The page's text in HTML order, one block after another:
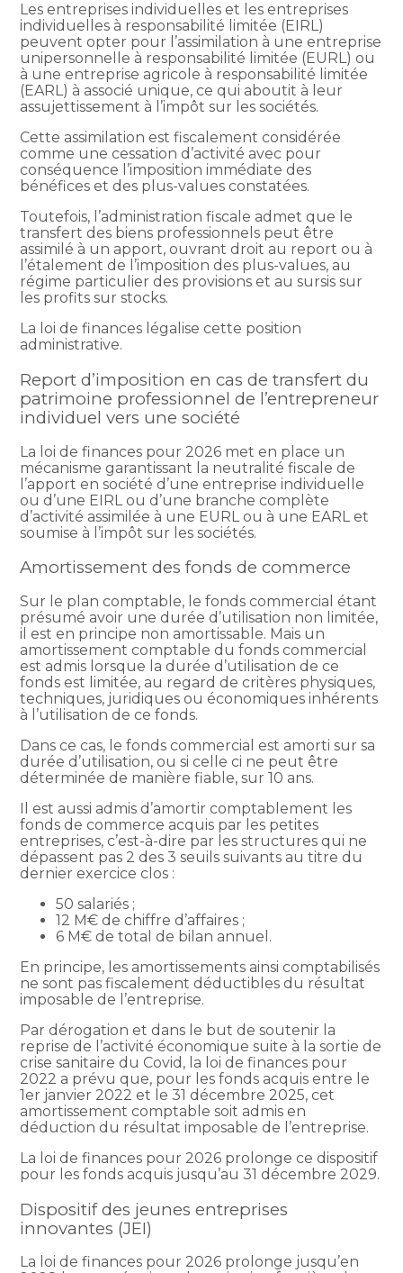
Les entreprises individuelles et les entreprises
individuelles à responsabilité limitée (EIRL)
peuvent opter pour l’assimilation à une entreprise
unipersonnelle à responsabilité limitée (EURL) ou
à une entreprise agricole à responsabilité limitée
(EARL) à associé unique, ce qui aboutit à leur
assujettissement à l’impôt sur les sociétés.
Cette assimilation est fiscalement considérée
comme une cessation d’activité avec pour
conséquence l’imposition immédiate des
bénéfices et des plus-values constatées.
Toutefois, l’administration fiscale admet que le
transfert des biens professionnels peut être
assimilé à un apport, ouvrant droit au report ou à
l’étalement de l’imposition des plus-values, au
régime particulier des provisions et au sursis sur
les profits sur stocks.
La loi de finances légalise cette position
administrative.
Report d’imposition en cas de transfert du
patrimoine professionnel de l’entrepreneur
individuel vers une société
La loi de finances pour 2026 met en place un
mécanisme garantissant la neutralité fiscale de
l’apport en société d’une entreprise individuelle
ou d’une EIRL ou d’une branche complète
d’activité assimilée à une EURL ou à une EARL et
soumise à l’impôt sur les sociétés.
Amortissement des fonds de commerce
Sur le plan comptable, le fonds commercial étant
présumé avoir une durée d’utilisation non limitée,
il est en principe non amortissable. Mais un
amortissement comptable du fonds commercial
est admis lorsque la durée d’utilisation de ce
fonds est limitée, au regard de critères physiques,
techniques, juridiques ou économiques inhérents
à l’utilisation de ce fonds.
Dans ce cas, le fonds commercial est amorti sur sa
durée d’utilisation, ou si celle ci ne peut être
déterminée de manière fiable, sur 10 ans.
Il est aussi admis d’amortir comptablement les
fonds de commerce acquis par les petites
entreprises, c’est-à-dire par les structures qui ne
dépassent pas 2 des 3 seuils suivants au titre du
dernier exercice clos :
50 salariés ;
12 M€ de chiffre d’affaires ;
6 M€ de total de bilan annuel.
En principe, les amortissements ainsi comptabilisés
ne sont pas fiscalement déductibles du résultat
imposable de l’entreprise.
Par dérogation et dans le but de soutenir la
reprise de l’activité économique suite à la sortie de
crise sanitaire du Covid, la loi de finances pour
2022 a prévu que, pour les fonds acquis entre le
1er janvier 2022 et le 31 décembre 2025, cet
amortissement comptable soit admis en
déduction du résultat imposable de l’entreprise.
La loi de finances pour 2026 prolonge ce dispositif
pour les fonds acquis jusqu’au 31 décembre 2029.
Dispositif des jeunes entreprises
innovantes (JEI)
La loi de finances pour 2026 prolonge jusqu’en